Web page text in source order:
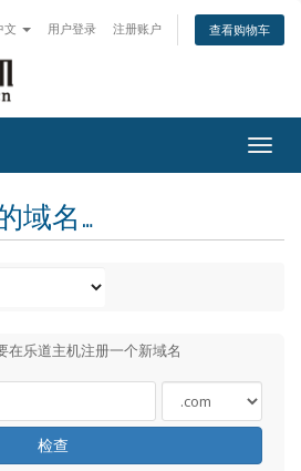
文 用户登录 注册账户 查看购物车
域名…
在乐道主机注册一个新域名
检查